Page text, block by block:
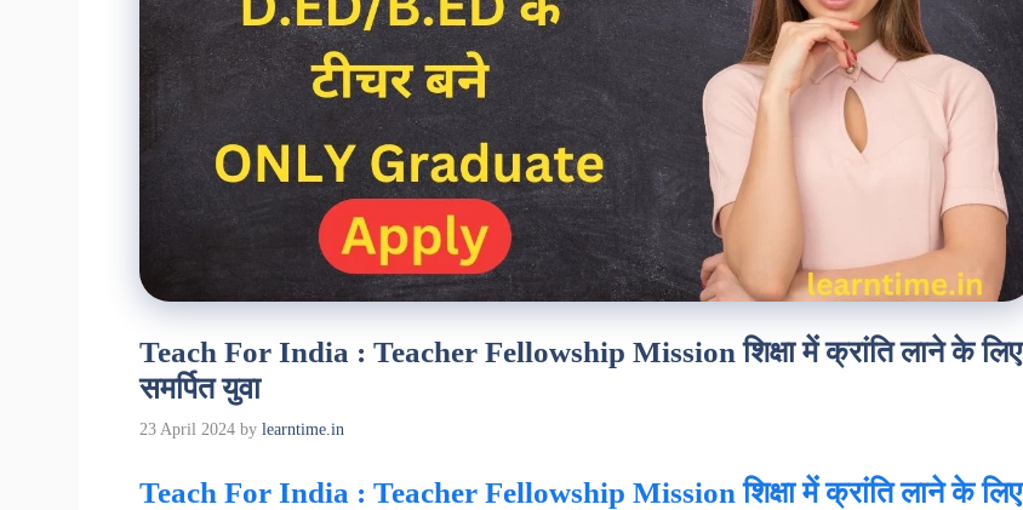
Teach For India : Teacher Fellowship Mission शिक्षा में क्रांति लाने के लिए
समर्पित युवा
23 April 2024 by learntime.in
Teach For India : Teacher Fellowship Mission शिक्षा में क्रांति लाने के लिए